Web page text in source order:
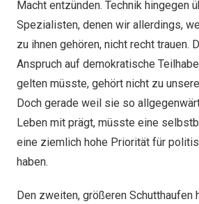
Macht entzünden. Technik hingegen
Spezialisten, denen wir allerdings,
zu ihnen gehören, nicht recht trauen.
Anspruch auf demokratische
gelten müsste, gehört nicht zu
Doch gerade weil sie so
Leben mit prägt, müsste eine
eine ziemlich hohe Priorität für
haben.
Den zweiten, größeren Schutthaufen